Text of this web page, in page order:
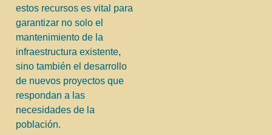
estos recursos es vital para
garantizar no solo el
mantenimiento de la
infraestructura existente,
sino también el desarrollo
de nuevos proyectos que
respondan a las
necesidades de la
población.